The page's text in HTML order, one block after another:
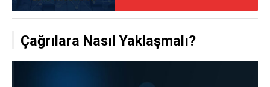
Çağrılara Nasıl Yaklaşmalı?